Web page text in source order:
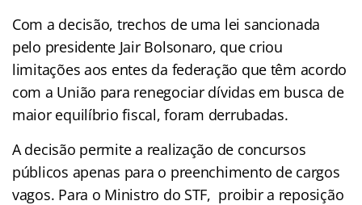
Com a decisão, trechos de uma lei sancionada
pelo presidente Jair Bolsonaro, que criou
limitações aos entes da federação que têm acordo
com a União para renegociar dívidas em busca de
maior equilíbrio fiscal, foram derrubadas.
A decisão permite a realização de concursos
públicos apenas para o preenchimento de cargos
vagos. Para o Ministro do STF, proibir a reposição